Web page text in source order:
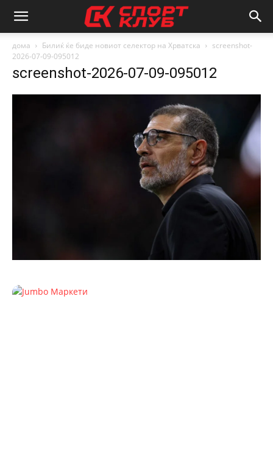
дома Билиќ ќе биде новиот селектор на Хрватска
screenshot-
2026-07-09-095012
screenshot-2026-07-09-095012